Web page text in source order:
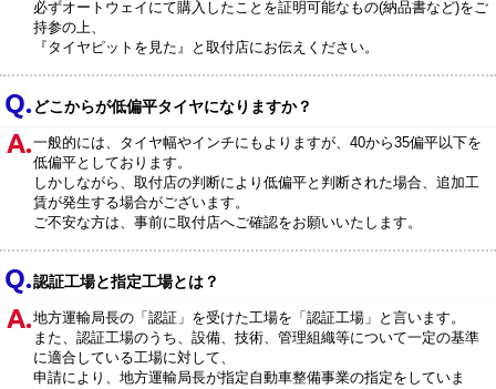
必ずオートウェイにて購入したことを証明可能なもの(納品書など)をご
持参の上、
『タイヤピットを見た』と取付店にお伝えください。
どこからが低偏平タイヤになりますか？
一般的には、タイヤ幅やインチにもよりますが、40から35偏平以下を
低偏平としております。
しかしながら、取付店の判断により低偏平と判断された場合、追加工
賃が発生する場合がございます。
ご不安な方は、事前に取付店へご確認をお願いいたします。
認証工場と指定工場とは？
地方運輸局長の「認証」を受けた工場を「認証工場」と言います。
また、認証工場のうち、設備、技術、管理組織等について一定の基準
に適合している工場に対して、
申請により、地方運輸局長が指定自動車整備事業の指定をしていま